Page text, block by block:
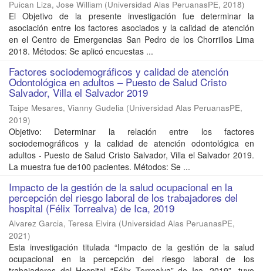
Puican Liza, Jose William (Universidad Alas PeruanasPE, 2018)
El Objetivo de la presente investigación fue determinar la
asociación entre los factores asociados y la calidad de atención
en el Centro de Emergencias San Pedro de los Chorrillos Lima
2018. Métodos: Se aplicó encuestas ...
Factores sociodemográficos y calidad de atención
Odontológica en adultos – Puesto de Salud Cristo
Salvador, Villa el Salvador 2019
Taipe Mesares, Vianny Gudelia (Universidad Alas PeruanasPE,
2019)
Objetivo: Determinar la relación entre los factores
sociodemográficos y la calidad de atención odontológica en
adultos - Puesto de Salud Cristo Salvador, Villa el Salvador 2019.
La muestra fue de100 pacientes. Métodos: Se ...
Impacto de la gestión de la salud ocupacional en la
percepción del riesgo laboral de los trabajadores del
hospital (Félix Torrealva) de Ica, 2019
Alvarez Garcia, Teresa Elvira (Universidad Alas PeruanasPE,
2021)
Esta investigación titulada “Impacto de la gestión de la salud
ocupacional en la percepción del riesgo laboral de los